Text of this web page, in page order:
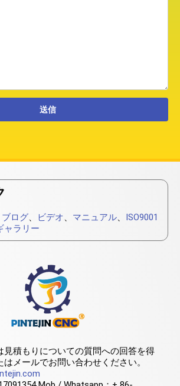
ブログ、 ビデオ、 マニュアル、 ISO9001
ャラリー
見積もりについての質問への回答を得
メールでお問い合わせください。